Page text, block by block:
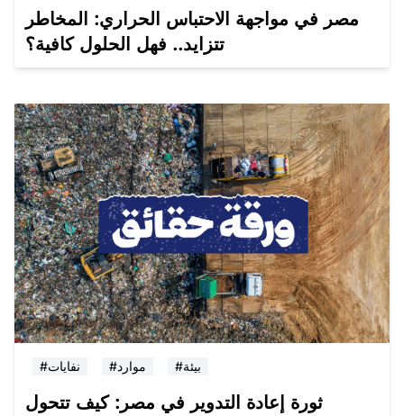
مصر في مواجهة الاحتباس الحراري: المخاطر
تتزايد.. فهل الحلول كافية؟
#نفايات #موارد #بيئة
ثورة إعادة التدوير في مصر: كيف تتحول